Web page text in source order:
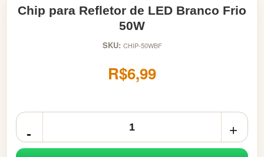
Chip para Refletor de LED Branco Frio
50W
SKU: CHIP-50WBF
R$6,99